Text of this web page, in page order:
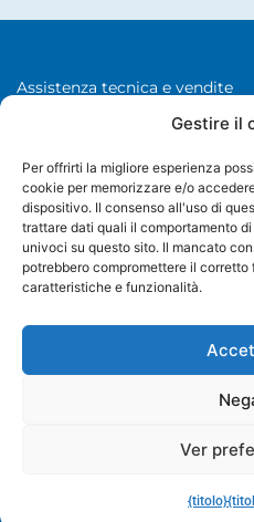
Gestire il
Per offrirti la migliore esperienza
cookie per memorizzare e/o
dispositivo. Il consenso all'uso di
trattare dati quali il comportamento
univoci su questo sito. Il mancato
potrebbero compromettere il
caratteristiche e funzionalità.
Ver
{titolo}
Assistenza tecnica e vendite
Chave De Ponte 3, Bastavales,
Iberfence SL - Partita IVA:
CHI SIAMO
CATEGORIE
+34 985 985 351
© Iberfence è un marchio di
Progettazione e